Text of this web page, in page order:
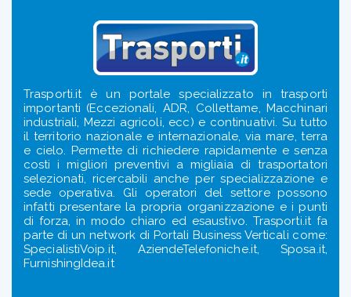
Trasporti.it è un portale specializzato in trasporti
importanti (Eccezionali, ADR, Collettame, Macchinari
industriali, Mezzi agricoli, ecc) e continuativi. Su tutto
il territorio nazionale e internazionale, via mare, terra
e cielo. Permette di richiedere rapidamente e senza
costi i migliori preventivi a migliaia di trasportatori
selezionati, ricercabili anche per specializzazione e
sede operativa. Gli operatori del settore possono
infatti presentare la propria organizzazione e i punti
di forza, in modo chiaro ed esaustivo. Trasporti.it fa
parte di un network di Portali Business Verticali come:
SpecialistiVoip.it, AziendeTelefoniche.it, Sposa.it,
FurnishingIdea.it